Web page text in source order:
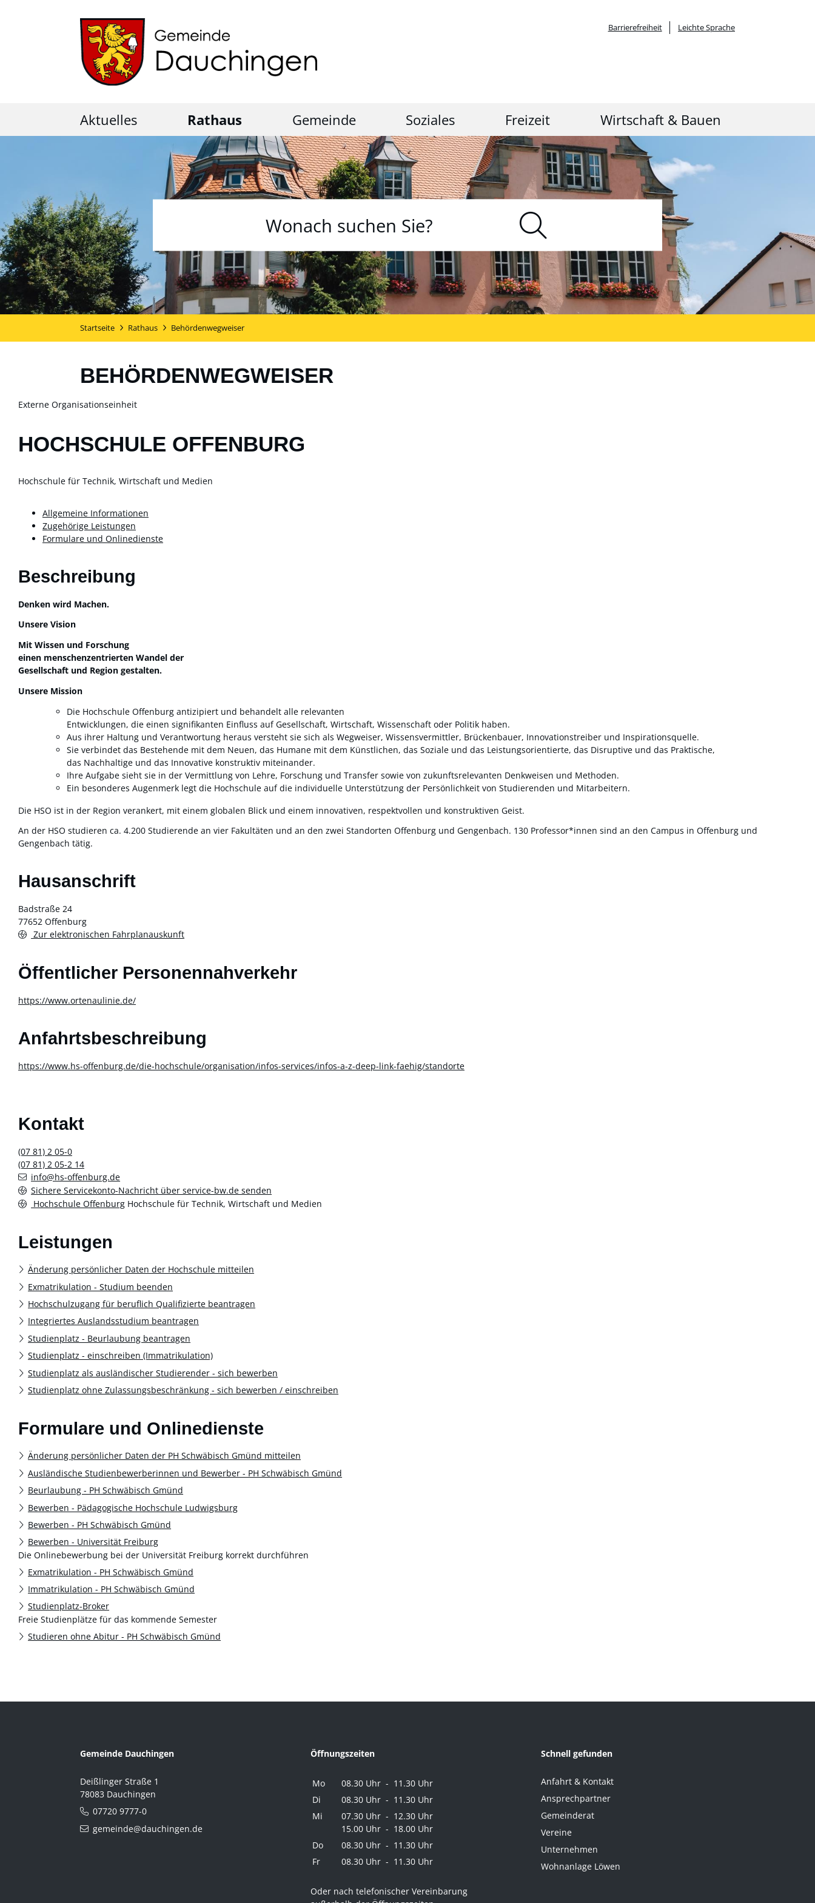
Barrierefreiheit Leichte Sprache
Aktuelles Rathaus Gemeinde Soziales Freizeit Wirtschaft & Bauen
Startseite Rathaus Behördenwegweiser
BEHÖRDENWEGWEISER
Externe Organisationseinheit
HOCHSCHULE OFFENBURG
Hochschule für Technik, Wirtschaft und Medien
Allgemeine Informationen
Zugehörige Leistungen
Formulare und Onlinedienste
Beschreibung
Denken wird Machen.
Unsere Vision
Mit Wissen und Forschung
einen menschenzentrierten Wandel der
Gesellschaft und Region gestalten.
Unsere Mission
Die Hochschule Offenburg antizipiert und behandelt alle relevanten
Entwicklungen, die einen signifikanten Einfluss auf Gesellschaft, Wirtschaft, Wissenschaft oder Politik haben.
Aus ihrer Haltung und Verantwortung heraus versteht sie sich als Wegweiser, Wissensvermittler, Brückenbauer, Innovationstreiber und Inspirationsquelle.
Sie verbindet das Bestehende mit dem Neuen, das Humane mit dem Künstlichen, das Soziale und das Leistungsorientierte, das Disruptive und das Praktische,
das Nachhaltige und das Innovative konstruktiv miteinander.
Ihre Aufgabe sieht sie in der Vermittlung von Lehre, Forschung und Transfer sowie von zukunftsrelevanten Denkweisen und Methoden.
Ein besonderes Augenmerk legt die Hochschule auf die individuelle Unterstützung der Persönlichkeit von Studierenden und Mitarbeitern.
Die HSO ist in der Region verankert, mit einem globalen Blick und einem innovativen, respektvollen und konstruktiven Geist.
An der HSO studieren ca. 4.200 Studierende an vier Fakultäten und an den zwei Standorten Offenburg und Gengenbach. 130 Professor*innen sind an den Campus in Offenburg und
Gengenbach tätig.
Hausanschrift
Badstraße 24
77652 Offenburg
Zur elektronischen Fahrplanauskunft
Öffentlicher Personennahverkehr
https://www.ortenaulinie.de/
Anfahrtsbeschreibung
https://www.hs-offenburg.de/die-hochschule/organisation/infos-services/infos-a-z-deep-link-faehig/standorte
Kontakt
(07 81) 2 05-0
(07 81) 2 05-2 14
info@hs-offenburg.de
Sichere Servicekonto-Nachricht über service-bw.de senden
Hochschule Offenburg Hochschule für Technik, Wirtschaft und Medien
Leistungen
Änderung persönlicher Daten der Hochschule mitteilen
Exmatrikulation - Studium beenden
Hochschulzugang für beruflich Qualifizierte beantragen
Integriertes Auslandsstudium beantragen
Studienplatz - Beurlaubung beantragen
Studienplatz - einschreiben (Immatrikulation)
Studienplatz als ausländischer Studierender - sich bewerben
Studienplatz ohne Zulassungsbeschränkung - sich bewerben / einschreiben
Formulare und Onlinedienste
Änderung persönlicher Daten der PH Schwäbisch Gmünd mitteilen
Ausländische Studienbewerberinnen und Bewerber - PH Schwäbisch Gmünd
Beurlaubung - PH Schwäbisch Gmünd
Bewerben - Pädagogische Hochschule Ludwigsburg
Bewerben - PH Schwäbisch Gmünd
Bewerben - Universität Freiburg
Die Onlinebewerbung bei der Universität Freiburg korrekt durchführen
Exmatrikulation - PH Schwäbisch Gmünd
Immatrikulation - PH Schwäbisch Gmünd
Studienplatz-Broker
Freie Studienplätze für das kommende Semester
Studieren ohne Abitur - PH Schwäbisch Gmünd
Gemeinde Dauchingen
Deißlinger Straße 1
78083 Dauchingen
07720 9777-0
gemeinde@dauchingen.de
Öffnungszeiten
Mo
08.30 Uhr - 11.30 Uhr
Di
08.30 Uhr - 11.30 Uhr
Mi
07.30 Uhr - 12.30 Uhr
15.00 Uhr - 18.00 Uhr
Do
08.30 Uhr - 11.30 Uhr
Fr
08.30 Uhr - 11.30 Uhr
Oder nach telefonischer Vereinbarung
Schnell gefunden
Anfahrt & Kontakt
Ansprechpartner
Gemeinderat
Vereine
Unternehmen
Wohnanlage Löwen